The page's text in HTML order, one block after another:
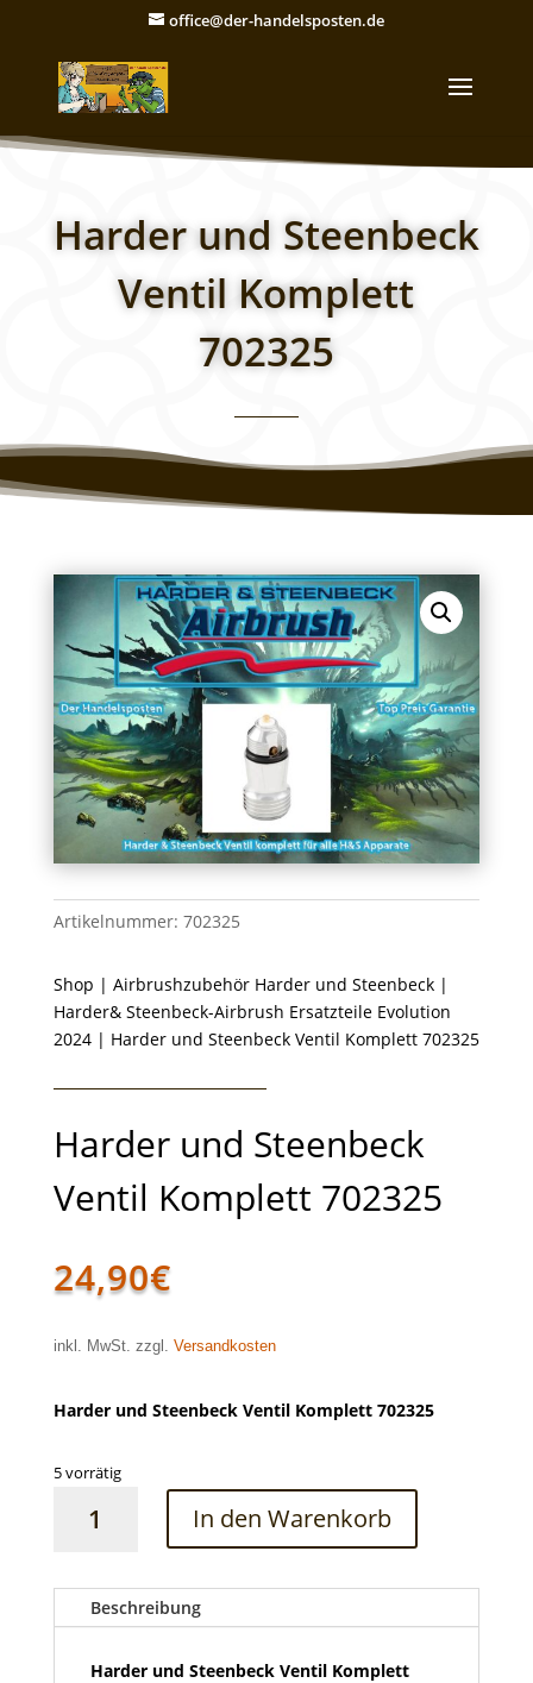
office@der-handelsposten.de
Harder und Steenbeck
Ventil Komplett
702325
Artikelnummer: 702325
Shop | Airbrushzubehör Harder und Steenbeck|
Harder& Steenbeck-Airbrush Ersatzteile Evolution
2024| Harder und Steenbeck Ventil Komplett 702325
Harder und Steenbeck
Ventil Komplett 702325
24,90€
inkl. MwSt. zzgl. Versandkosten
Harder und Steenbeck Ventil Komplett 702325
5 vorrätig
Komplett
702325
Menge
In den Warenkorb
Beschreibung
Harder und Steenbeck Ventil Komplett